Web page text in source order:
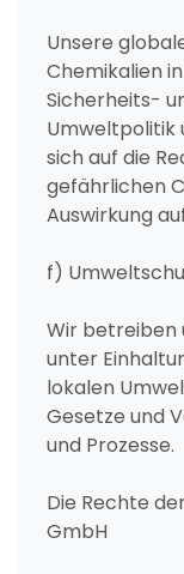
Unsere
Chemikalien
Sicherheits-
Umweltpolitik
sich auf die
gefährlichen
Auswirkung
f)
Wir betreiben
unter
lokalen
Gesetze und
und Prozesse.
Die Rechte
GmbH